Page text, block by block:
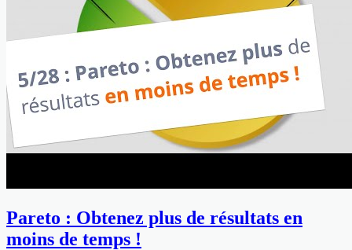
Pareto : Obtenez plus de résultats en
moins de temps !